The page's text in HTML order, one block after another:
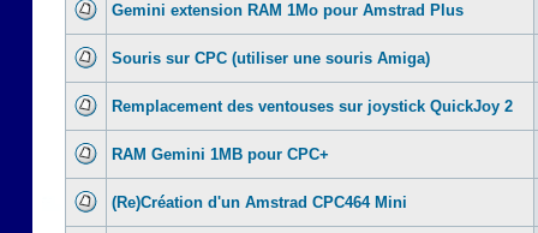
Gemini extension RAM 1Mo pour Amstrad Plus
Souris sur CPC (utiliser une souris Amiga)
Remplacement des ventouses sur joystick QuickJoy 2
RAM Gemini 1MB pour CPC+
(Re)Création d'un Amstrad CPC464 Mini